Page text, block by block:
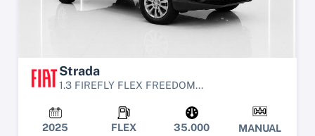
Strada
1.3 FIREFLY FLEX FREEDOM...
2025 FLEX 35.000 MANUAL